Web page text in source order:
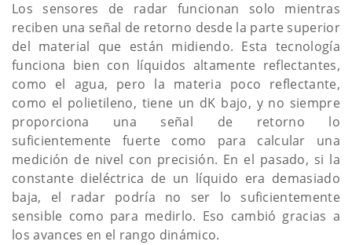
Los sensores de radar funcionan solo mientras
reciben una señal de retorno desde la parte superior
del material que están midiendo. Esta tecnología
funciona bien con líquidos altamente reflectantes,
como el agua, pero la materia poco reflectante,
como el polietileno, tiene un dK bajo, y no siempre
proporciona una señal de retorno lo
suficientemente fuerte como para calcular una
medición de nivel con precisión. En el pasado, si la
constante dieléctrica de un líquido era demasiado
baja, el radar podría no ser lo suficientemente
sensible como para medirlo. Eso cambió gracias a
los avances en el rango dinámico.